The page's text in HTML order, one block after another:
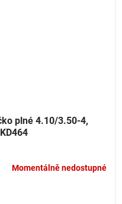
plné 4.10/3.50-4,
Momentálně nedostupné